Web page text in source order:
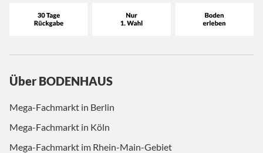
Über BODENHAUS
Mega-Fachmarkt in Berlin
Mega-Fachmarkt in Köln
Mega-Fachmarkt im Rhein-Main-Gebiet